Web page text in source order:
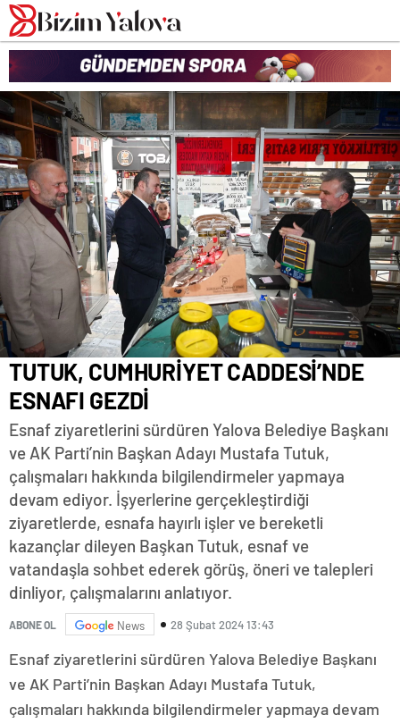
romabet
romabet
romabet
deneme
bonusu
veren
siteler
TUTUK, CUMHURİYET CADDESİ’NDE
ESNAFI GEZDİ
Esnaf ziyaretlerini sürdüren Yalova Belediye Başkanı
ve AK Parti’nin Başkan Adayı Mustafa Tutuk,
çalışmaları hakkında bilgilendirmeler yapmaya
devam ediyor. İşyerlerine gerçekleştirdiği
ziyaretlerde, esnafa hayırlı işler ve bereketli
kazançlar dileyen Başkan Tutuk, esnaf ve
vatandaşla sohbet ederek görüş, öneri ve talepleri
dinliyor, çalışmalarını anlatıyor.
ABONE OL News 28 Şubat 2024 13:43
Esnaf ziyaretlerini sürdüren Yalova Belediye Başkanı
ve AK Parti’nin Başkan Adayı Mustafa Tutuk,
çalışmaları hakkında bilgilendirmeler yapmaya devam